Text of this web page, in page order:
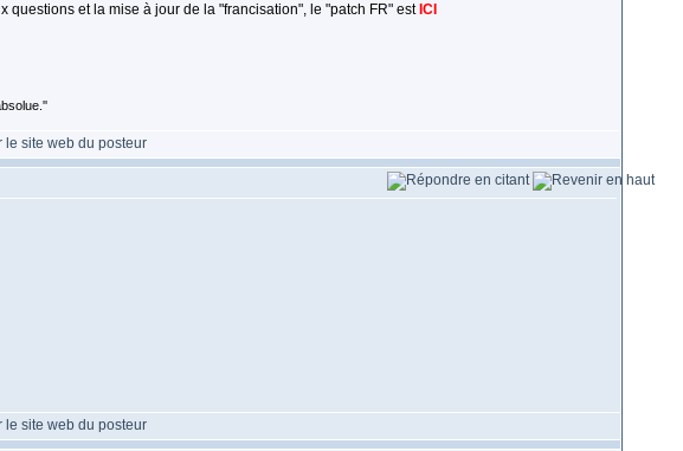
et la mise à jour de la "francisation", le "patch FR" est ICI